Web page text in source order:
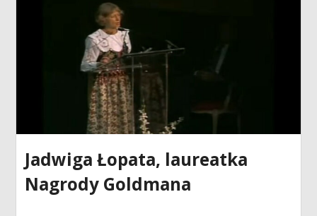
Jadwiga Łopata, laureatka
Nagrody Goldmana